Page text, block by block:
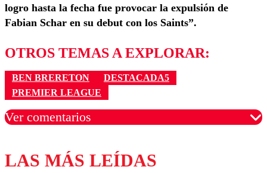
logro hasta la fecha fue provocar la expulsión de
Fabian Schar en su debut con los Saints”.
OTROS TEMAS A EXPLORAR:
BEN BRERETON
DESTACADA5
PREMIER LEAGUE
Ver comentarios
Los comentarios son moderados para garantizar un
diálogo respetuoso.
LAS MÁS LEÍDAS